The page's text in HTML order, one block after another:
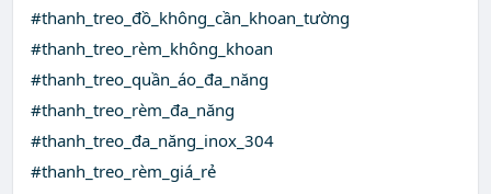
#thanh_treo_đồ_không_cần_khoan_tường
#thanh_treo_rèm_không_khoan
#thanh_treo_quần_áo_đa_năng
#thanh_treo_rèm_đa_năng
#thanh_treo_đa_năng_inox_304
#thanh_treo_rèm_giá_rẻ